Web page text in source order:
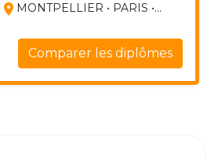
MONTPELLIER • PARIS •...
Comparer les diplômes